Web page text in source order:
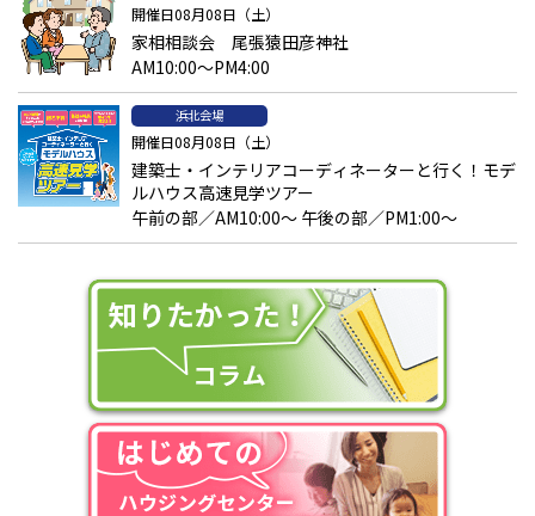
開催日08月08日（土）
家相相談会 尾張猿田彦神社
AM10:00～PM4:00
浜北会場
開催日08月08日（土）
建築士・インテリアコーディネーターと行く！モデ
ルハウス高速見学ツアー
午前の部／AM10:00～ 午後の部／PM1:00～